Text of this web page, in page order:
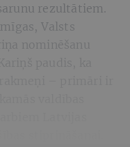
rezultātiem.
Valsts
nominēšanu